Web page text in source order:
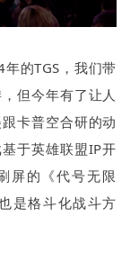
年的TGS ，我们带
但今年有了让人
卡普空合研的动
于英雄联盟IP开
屏的《代号无限
是格斗化战斗方